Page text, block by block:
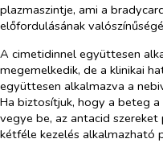
plazmaszintje, ami a
előfordulásának
A cimetidinnel együttesen
megemelkedik, de a klinikai
együttesen alkalmazva a
Ha biztosítjuk, hogy a beteg
vegye be, az antacid
kétféle kezelés alkalmazható